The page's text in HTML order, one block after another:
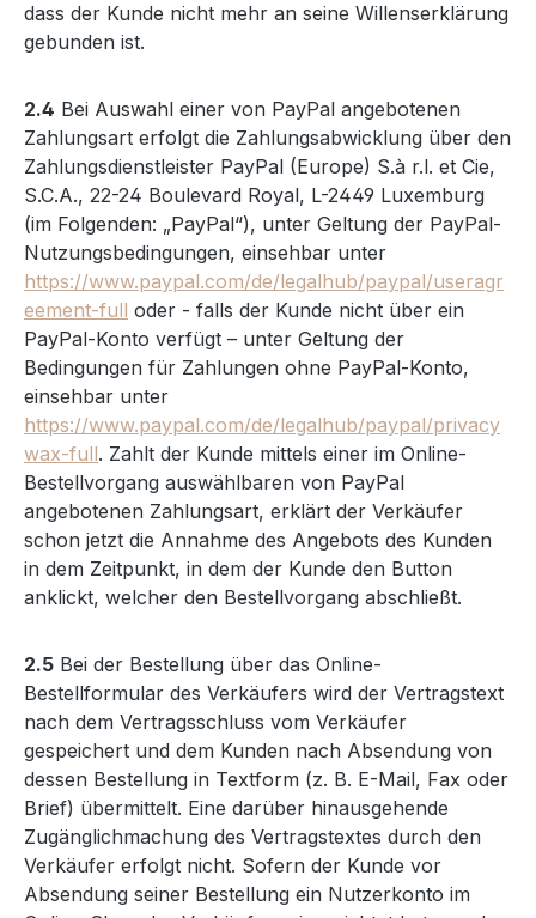
dass der Kunde nicht mehr an seine Willenserklärung
gebunden ist.
2.4 Bei Auswahl einer von PayPal angebotenen
Zahlungsart erfolgt die Zahlungsabwicklung über den
Zahlungsdienstleister PayPal (Europe) S.à r.l. et Cie,
S.C.A., 22-24 Boulevard Royal, L-2449 Luxemburg
(im Folgenden: „PayPal“), unter Geltung der PayPal-
Nutzungsbedingungen, einsehbar unter
https://www.paypal.com/de/legalhub/paypal/useragr
eement-full oder - falls der Kunde nicht über ein
PayPal-Konto verfügt – unter Geltung der
Bedingungen für Zahlungen ohne PayPal-Konto,
einsehbar unter
https://www.paypal.com/de/legalhub/paypal/privacy
wax-full. Zahlt der Kunde mittels einer im Online-
Bestellvorgang auswählbaren von PayPal
angebotenen Zahlungsart, erklärt der Verkäufer
schon jetzt die Annahme des Angebots des Kunden
in dem Zeitpunkt, in dem der Kunde den Button
anklickt, welcher den Bestellvorgang abschließt.
2.5 Bei der Bestellung über das Online-
Bestellformular des Verkäufers wird der Vertragstext
nach dem Vertragsschluss vom Verkäufer
gespeichert und dem Kunden nach Absendung von
dessen Bestellung in Textform (z. B. E-Mail, Fax oder
Brief) übermittelt. Eine darüber hinausgehende
Zugänglichmachung des Vertragstextes durch den
Verkäufer erfolgt nicht. Sofern der Kunde vor
Absendung seiner Bestellung ein Nutzerkonto im